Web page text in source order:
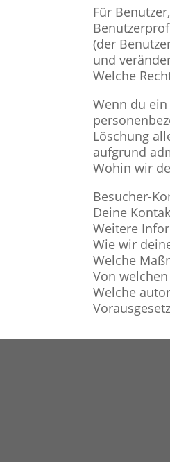
Für
(der
und
Welche
Wenn du
Löschung
aufgrund
Wohin wir
Besucher-
Deine
Weitere
Wie wir
Welche
Von
Welche